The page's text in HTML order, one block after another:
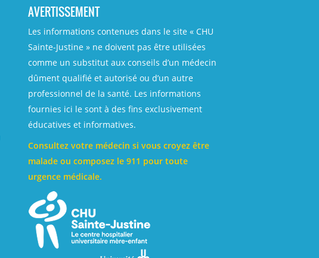
AVERTISSEMENT
Les informations contenues dans le site « CHU
Sainte-Justine » ne doivent pas être utilisées
comme un substitut aux conseils d’un médecin
dûment qualifié et autorisé ou d’un autre
professionnel de la santé. Les informations
fournies ici le sont à des fins exclusivement
éducatives et informatives.
Consultez votre médecin si vous croyez être
malade ou composez le 911 pour toute
urgence médicale.